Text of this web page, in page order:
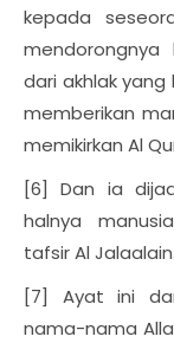
kepada
dari akhlak
memberikan
memikirkan Al
[6] Dan ia
halnya
tafsir Al Jalaalain.
[7] Ayat ini
nama-nama